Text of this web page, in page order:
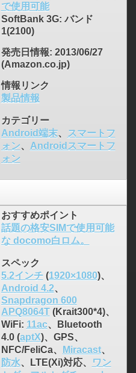
で使用可能
SoftBank 3G: バンド
1(2100)
発売日情報: 2013/06/27
(Amazon.co.jp)
情報リンク
製品情報
カテゴリー
Android端末、
スマートフ
ォン、 Androidスマートフ
ォン
おすすめポイント
話題の格安SIMで使用可能
な docomo白ロム。
スペック
5.2インチ(1920×1080)、
Android 4.2、
Snapdragon 600
APQ8064T(Krait300*4)、
WiFi: 11ac、Bluetooth
4.0 (aptX)、GPS、
NFC/FeliCa、
Miracast、
防水、LTE(Xi)対応、
ワン